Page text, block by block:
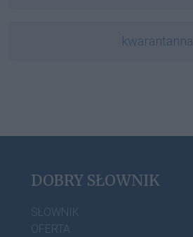
kwarantanna
DOBRY SŁOWNIK
SŁOWNIK
OFERTA